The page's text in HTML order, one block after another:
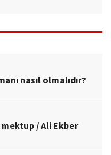
nasıl olmalıdır?
/ Ali Ekber